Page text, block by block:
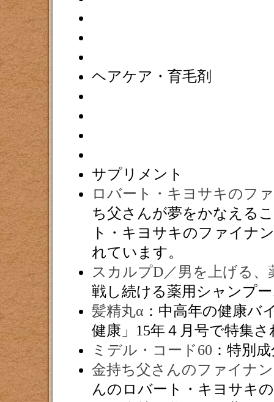
ヘアケア・育毛剤
サプリメント
ロバート・キヨサキのフ
ち父さんが夢をかなえる
ト・キヨサキのファイナ
れています。
スカルプD／男を上げる
戦し続ける薬用シャンプ
髪精丸α ：中高年の健康バ
健康」15年４月号で特集
ミデル・コード60 ：特別
金持ち父さんのファイナ
んのロバート・キヨサキ